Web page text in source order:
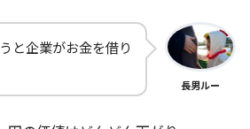
と企業がお金を借り
長男ルー